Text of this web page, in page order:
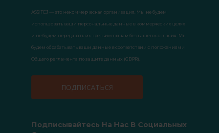
ASSITEJ — это некоммерческая организация. Мы не будем
использовать ваши персональные данные в коммерческих целях
и не будем передавать их третьим лицам без вашего согласия. Мы
будем обрабатывать ваши данные в соответствии с положениями
Общего регламента по защите данных (GDPR).
Подписывайтесь На Нас В Социальных